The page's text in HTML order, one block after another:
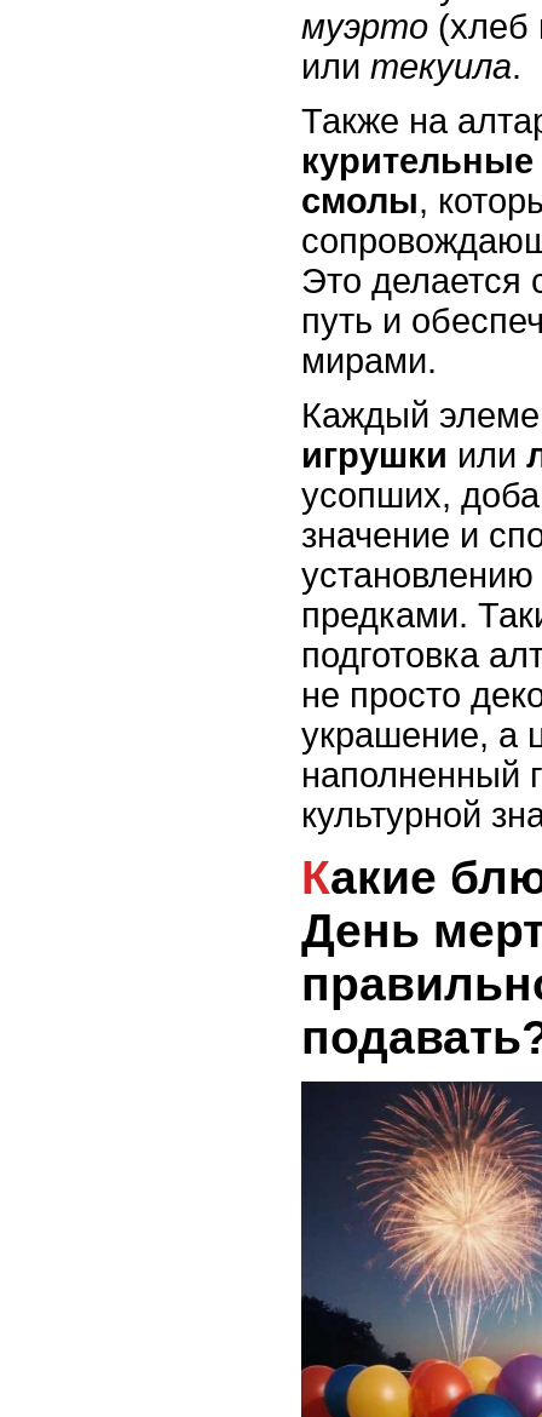
муэрто
или текуила.
Также на
смолы,
Это делается
путь и
мирами.
Каждый
игрушки или
усопших,
значение и
установлению
предками.
подготовка
не просто
украшение, а
наполненный
культурной
Какие блюда готовят на
День